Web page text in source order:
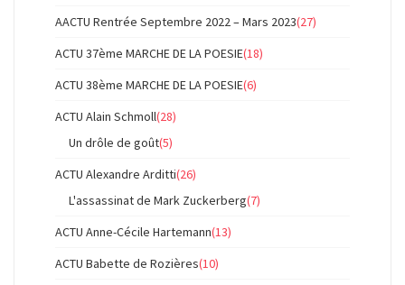
AACTU Rentrée Septembre 2022 – Mars 2023(27)
ACTU 37ème MARCHE DE LA POESIE(18)
ACTU 38ème MARCHE DE LA POESIE(6)
ACTU Alain Schmoll(28)
Un drôle de goût(5)
ACTU Alexandre Arditti(26)
L'assassinat de Mark Zuckerberg(7)
ACTU Anne-Cécile Hartemann(13)
ACTU Babette de Rozières(10)